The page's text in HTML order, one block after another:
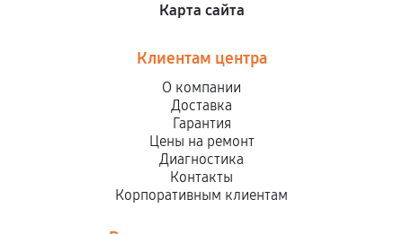
Карта сайта
Клиентам центра
О компании
Доставка
Гарантия
Цены на ремонт
Диагностика
Контакты
Корпоративным клиентам